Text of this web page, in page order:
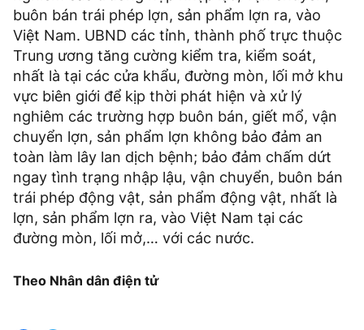
buôn bán trái phép lợn, sản phẩm lợn ra, vào
Việt Nam. UBND các tỉnh, thành phố trực thuộc
Trung ương tăng cường kiểm tra, kiểm soát,
nhất là tại các cửa khẩu, đường mòn, lối mở khu
vực biên giới để kịp thời phát hiện và xử lý
nghiêm các trường hợp buôn bán, giết mổ, vận
chuyển lợn, sản phẩm lợn không bảo đảm an
toàn làm lây lan dịch bệnh; bảo đảm chấm dứt
ngay tình trạng nhập lậu, vận chuyển, buôn bán
trái phép động vật, sản phẩm động vật, nhất là
lợn, sản phẩm lợn ra, vào Việt Nam tại các
đường mòn, lối mở,… với các nước.
Theo Nhân dân điện tử